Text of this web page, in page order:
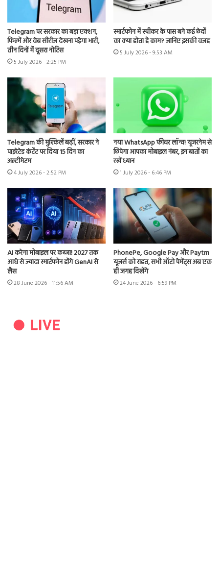
Telegram पर सरकार का बड़ा एक्शन,
फिल्में और वेब सीरीज देखना पड़ेगा भारी,
तीन दिनों में दूसरा नोटिस
5 July 2026 - 2:25 PM
स्मार्टफोन में स्पीकर के पास बने कई छेदों
का क्या होता है काम? जानिए इसकी वजह
5 July 2026 - 9:53 AM
Telegram की मुश्किलें बढ़ीं, सरकार ने
पाइरेटेड कंटेंट पर दिया 15 दिन का
अल्टीमेटम
4 July 2026 - 2:52 PM
नया WhatsApp फीचर लॉन्च! यूजरनेम से
छिपेगा आपका मोबाइल नंबर, इन बातों का
रखें ध्यान
1 July 2026 - 6:46 PM
AI करेगा मोबाइल पर कब्जा! 2027 तक
आधे से ज्यादा स्मार्टफोन होंगे GenAI से
लैस
28 June 2026 - 11:56 AM
PhonePe, Google Pay और Paytm
यूजर्स को राहत, सभी ऑटो पेमेंट्स अब एक
ही जगह दिखेंगे
24 June 2026 - 6:59 PM